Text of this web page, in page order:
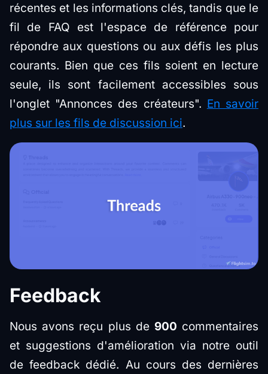
récentes et les informations clés, tandis que le
fil de FAQ est l'espace de référence pour
répondre aux questions ou aux défis les plus
courants. Bien que ces fils soient en lecture
seule, ils sont facilement accessibles sous
l'onglet "Annonces des créateurs". En savoir
plus sur les fils de discussion ici.
Feedback
Nous avons reçu plus de 900 commentaires
et suggestions d'amélioration via notre outil
de feedback dédié. Au cours des dernières